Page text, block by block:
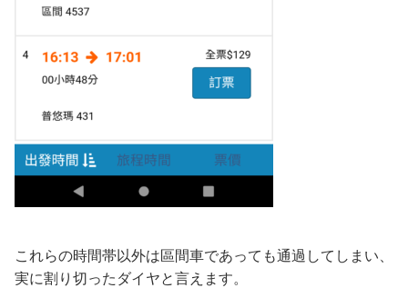
これらの時間帯以外は區間車であっても通過してしまい、
実に割り切ったダイヤと言えます。